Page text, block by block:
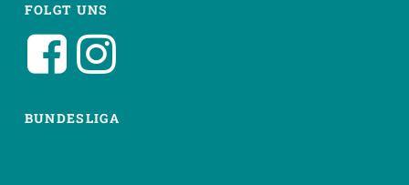
FOLGT UNS
BUNDESLIGA